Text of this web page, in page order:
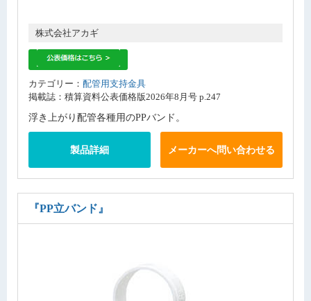
株式会社アカギ
カテゴリー： 配管用支持金具
掲載誌：積算資料公表価格版2026年8月号 p.247
浮き上がり配管各種用のPPバンド。
製品詳細 メーカーへ問い合わせる
『PP立バンド』